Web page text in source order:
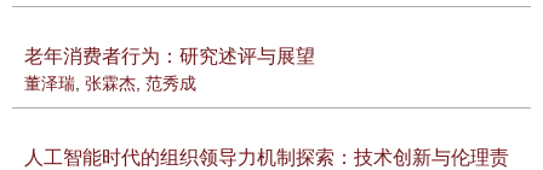
老年消费者行为：研究述评与展望
董泽瑞, 张霖杰, 范秀成
人工智能时代的组织领导力机制探索：技术创新与伦理责